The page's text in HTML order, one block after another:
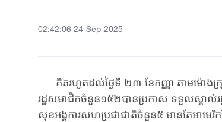
02:42:06 24-Sep-2025
គិត​រហូតដល់​ថ្ងៃទី ២៣ ខែ​កញ្ញា តាមម៉ោង​ក្
រដ្ឋ​សមាជិក​ចំនួន​១៥២បាន​ប្រកាស​ ទទួល​ស្គាល់​រ
សុខ​អង្គការ​សហប្រជាជាតិ​ចំនួន​៥ មាន​តែ​អាមេ